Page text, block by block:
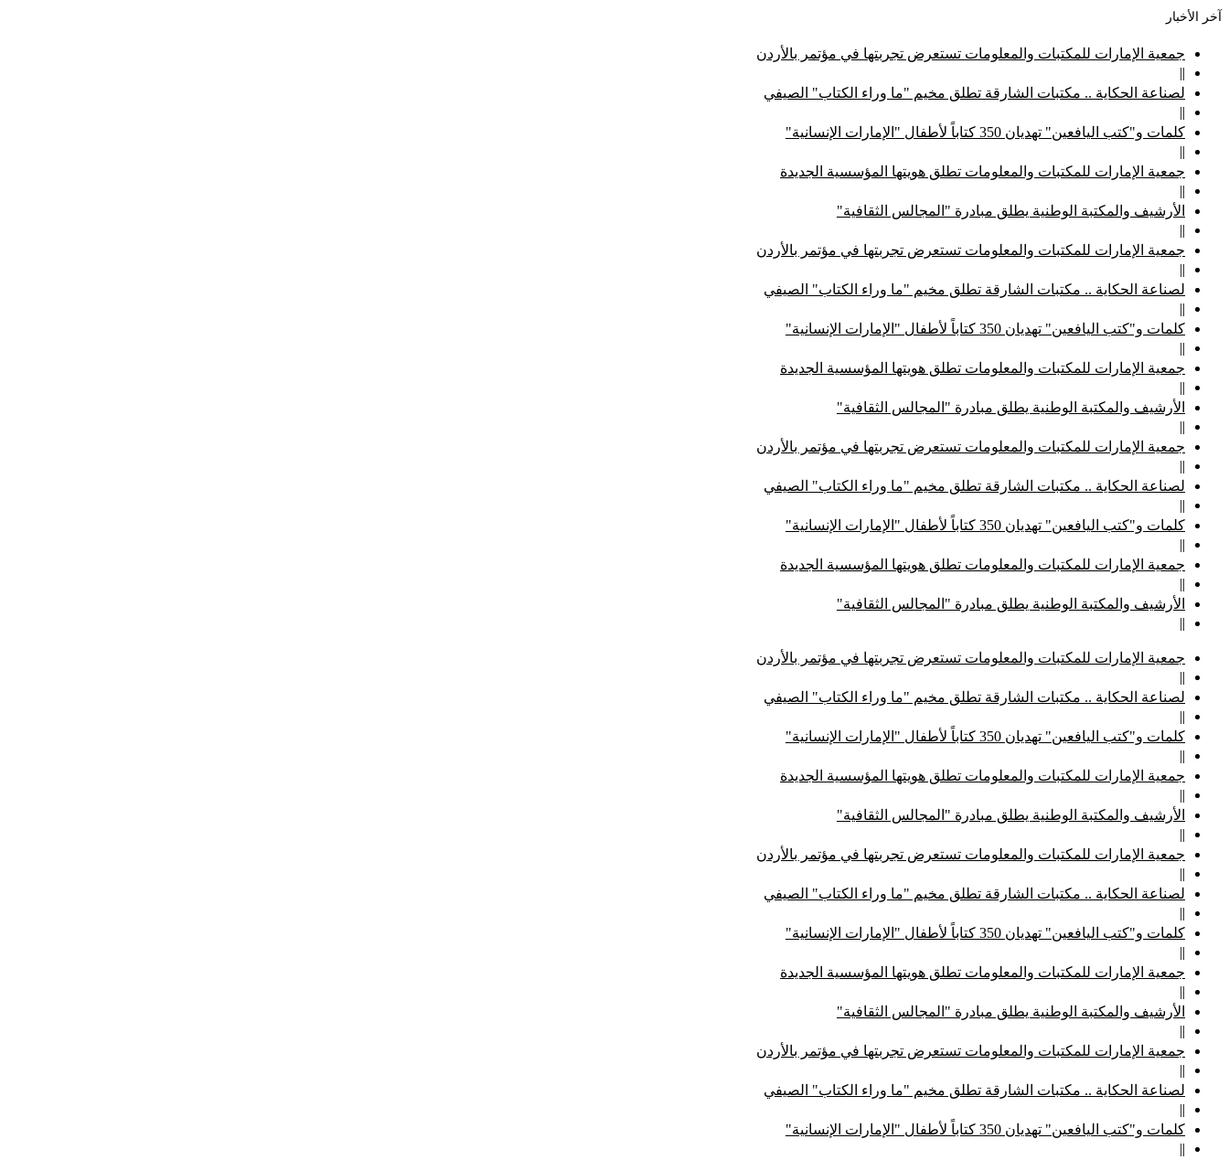
آخر الأخبار
جمعية الإمارات للمكتبات والمعلومات تستعرض تجربتها في مؤتمر بالأردن
||
لصناعة الحكاية .. مكتبات الشارقة تطلق مخيم "ما وراء الكتاب" الصيفي
||
كلمات و"كتب اليافعين" تهديان 350 كتاباً لأطفال "الإمارات الإنسانية"
||
جمعية الإمارات للمكتبات والمعلومات تطلق هويتها المؤسسية الجديدة
||
الأرشيف والمكتبة الوطنية يطلق مبادرة "المجالس الثقافية"
||
جمعية الإمارات للمكتبات والمعلومات تستعرض تجربتها في مؤتمر بالأردن
||
لصناعة الحكاية .. مكتبات الشارقة تطلق مخيم "ما وراء الكتاب" الصيفي
||
كلمات و"كتب اليافعين" تهديان 350 كتاباً لأطفال "الإمارات الإنسانية"
||
جمعية الإمارات للمكتبات والمعلومات تطلق هويتها المؤسسية الجديدة
||
الأرشيف والمكتبة الوطنية يطلق مبادرة "المجالس الثقافية"
||
جمعية الإمارات للمكتبات والمعلومات تستعرض تجربتها في مؤتمر بالأردن
||
لصناعة الحكاية .. مكتبات الشارقة تطلق مخيم "ما وراء الكتاب" الصيفي
||
كلمات و"كتب اليافعين" تهديان 350 كتاباً لأطفال "الإمارات الإنسانية"
||
جمعية الإمارات للمكتبات والمعلومات تطلق هويتها المؤسسية الجديدة
||
الأرشيف والمكتبة الوطنية يطلق مبادرة "المجالس الثقافية"
||
جمعية الإمارات للمكتبات والمعلومات تستعرض تجربتها في مؤتمر بالأردن
||
لصناعة الحكاية .. مكتبات الشارقة تطلق مخيم "ما وراء الكتاب" الصيفي
||
كلمات و"كتب اليافعين" تهديان 350 كتاباً لأطفال "الإمارات الإنسانية"
||
جمعية الإمارات للمكتبات والمعلومات تطلق هويتها المؤسسية الجديدة
||
الأرشيف والمكتبة الوطنية يطلق مبادرة "المجالس الثقافية"
||
جمعية الإمارات للمكتبات والمعلومات تستعرض تجربتها في مؤتمر بالأردن
||
لصناعة الحكاية .. مكتبات الشارقة تطلق مخيم "ما وراء الكتاب" الصيفي
||
كلمات و"كتب اليافعين" تهديان 350 كتاباً لأطفال "الإمارات الإنسانية"
||
جمعية الإمارات للمكتبات والمعلومات تطلق هويتها المؤسسية الجديدة
||
الأرشيف والمكتبة الوطنية يطلق مبادرة "المجالس الثقافية"
||
جمعية الإمارات للمكتبات والمعلومات تستعرض تجربتها في مؤتمر بالأردن
||
لصناعة الحكاية .. مكتبات الشارقة تطلق مخيم "ما وراء الكتاب" الصيفي
||
كلمات و"كتب اليافعين" تهديان 350 كتاباً لأطفال "الإمارات الإنسانية"
||